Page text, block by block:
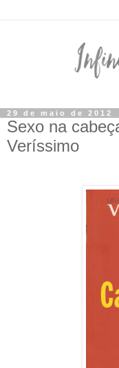
29 de maio de 2012
Sexo na
Veríssimo